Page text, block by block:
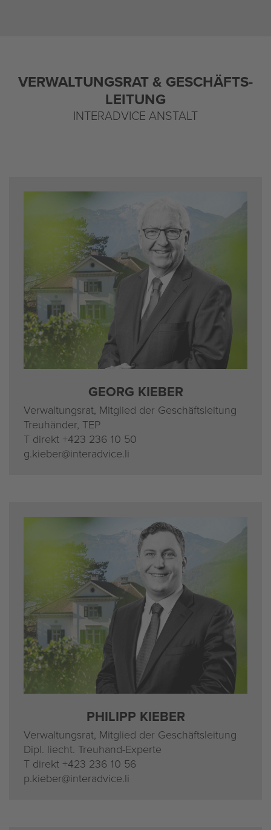
VER­WAL­TUNGS­RAT & GE­SCHÄFTS­
LEI­TUNG
IN­TERAD­VICE AN­STALT
GEORG KIE­BER
Ver­wal­tungs­rat, Mit­glied der Ge­schäfts­lei­tung
Treu­hän­der, TEP
T di­rekt +423 236 10 50
g.​kieber@​interadvice.​li
PHIL­IPP KIE­BER
Ver­wal­tungs­rat, Mit­glied der Ge­schäfts­lei­tung
Dipl. liecht. Treu­hand-Ex­per­te
T di­rekt +423 236 10 56
p.​kieber@​interadvice.​li